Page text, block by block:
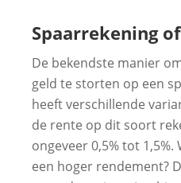
Spaarrekening
De bekendste manier
geld te storten op een
heeft verschillende
de rente op dit soort
ongeveer 0,5% tot
een hoger rendement?